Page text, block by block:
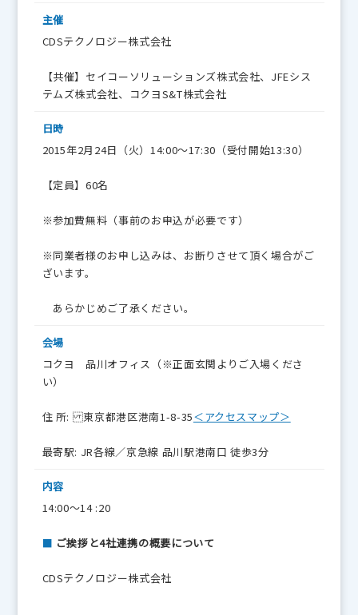
主催
CDSテクノロジー株式会社
【共催】セイコーソリューションズ株式会社、JFEシス
テムズ株式会社、コクヨS&T株式会社
日時
2015年2月24日（火）14:00～17:30（受付開始13:30）
【定員】60名
※参加費無料（事前のお申込が必要です）
※同業者様のお申し込みは、お断りさせて頂く場合がご
ざいます。
あらかじめご了承ください。
会場
コクヨ 品川オフィス（※正面玄関よりご入場くださ
い）
住 所: 東京都港区港南1-8-35＜アクセスマップ＞
最寄駅: JR各線／京急線 品川駅港南口 徒歩3分
内容
14:00～14 :20
■ ご挨拶と4社連携の概要について
CDSテクノロジー株式会社